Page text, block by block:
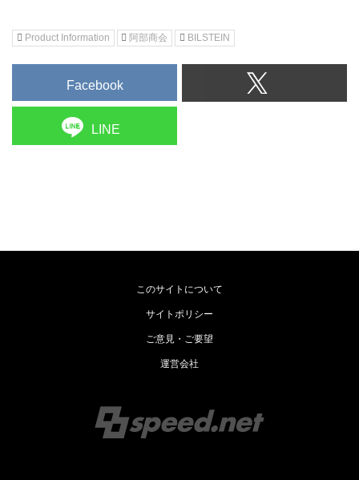
Product Information 阿部商会 BILSTEIN
Facebook
LINE
このサイトについて
サイトポリシー
ご意見・ご要望
運営会社